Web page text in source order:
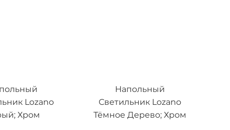
Lozano
Хром
Напольный
Светильник Lozano
Тёмное Дерево; Хром